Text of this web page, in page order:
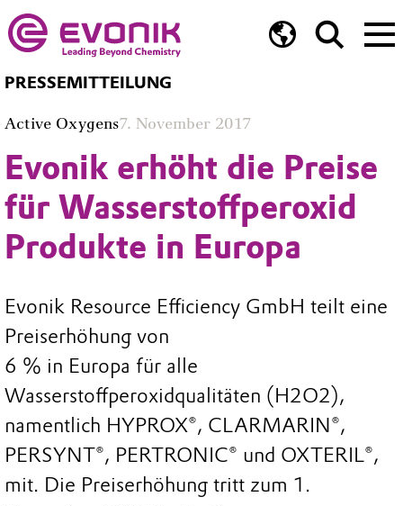
PRESSEMITTEILUNG
Active Oxygens7. November 2017
Evonik erhöht die Preise
für Wasserstoffperoxid
Produkte in Europa
Evonik Resource Efficiency GmbH teilt eine
Preiserhöhung von
6 % in Europa für alle
Wasserstoffperoxidqualitäten (H2O2),
namentlich HYPROX®, CLARMARIN®,
PERSYNT®, PERTRONIC® und OXTERIL®,
mit. Die Preiserhöhung tritt zum 1.